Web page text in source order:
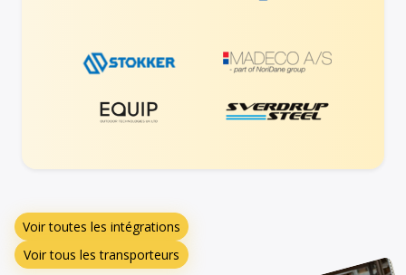
Voir toutes les intégrations
Voir tous les transporteurs